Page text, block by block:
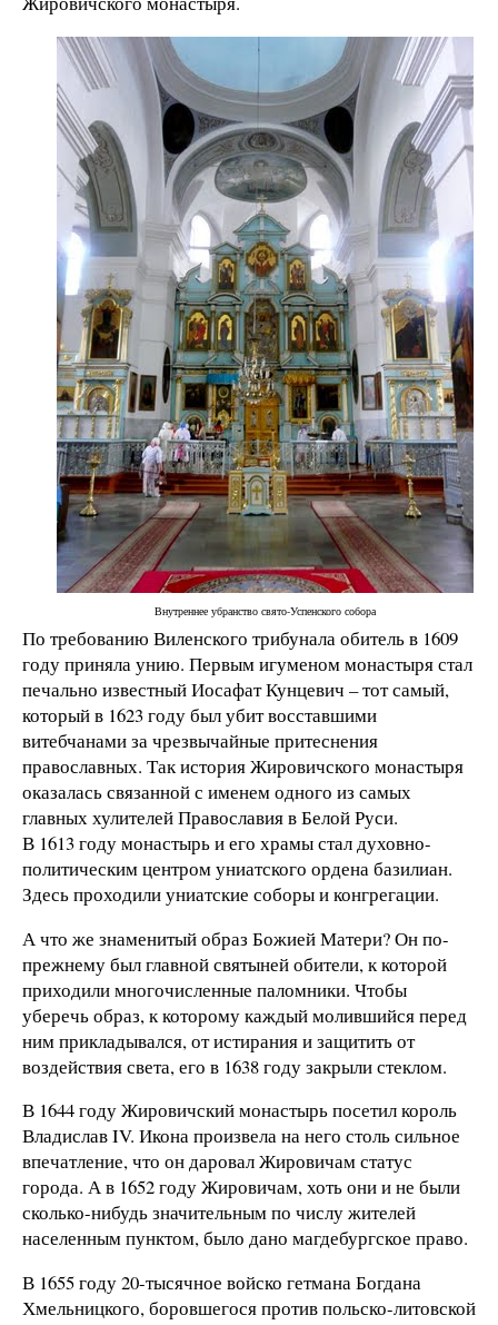
Внутреннее убранство свято-Успенского собора
По требованию Виленского трибунала обитель в 1609
году приняла унию. Первым игуменом монастыря стал
печально известный Иосафат Кунцевич – тот самый,
который в 1623 году был убит восставшими
витебчанами за чрезвычайные притеснения
православных. Так история Жировичского монастыря
оказалась связанной с именем одного из самых
главных хулителей Православия в Белой Руси.
В 1613 году монастырь и его храмы стал духовно-
политическим центром униатского ордена базилиан.
Здесь проходили униатские соборы и конгрегации.
А что же знаменитый образ Божией Матери? Он по-
прежнему был главной святыней обители, к которой
приходили многочисленные паломники. Чтобы
уберечь образ, к которому каждый молившийся перед
ним прикладывался, от истирания и защитить от
воздействия света, его в 1638 году закрыли стеклом.
В 1644 году Жировичский монастырь посетил король
Владислав IV. Икона произвела на него столь сильное
впечатление, что он даровал Жировичам статус
города. А в 1652 году Жировичам, хоть они и не были
сколько-нибудь значительным по числу жителей
населенным пунктом, было дано магдебургское право.
В 1655 году 20-тысячное войско гетмана Богдана
Хмельницкого, боровшегося против польско-литовской